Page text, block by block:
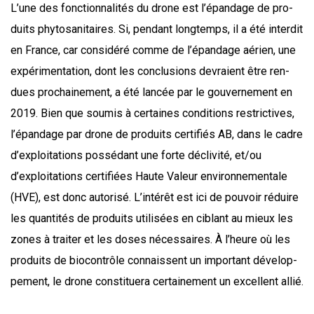
L’une des fonc­tion­na­li­tés du drone est l’épandage de pro­
duits phy­to­sa­ni­taires. Si, pen­dant long­temps, il a été inter­dit
en France, car consi­dé­ré comme de l’épandage aérien, une
expé­ri­men­ta­tion, dont les conclu­sions devraient être ren­
dues pro­chai­ne­ment, a été lan­cée par le gou­ver­ne­ment en
2019. Bien que sou­mis à cer­taines condi­tions res­tric­tives,
l’épandage par drone de pro­duits cer­ti­fiés AB, dans le cadre
d’exploitations pos­sé­dant une forte décli­vi­té, et/ou
d’exploitations cer­ti­fiées Haute Valeur envi­ron­ne­men­tale
(HVE), est donc auto­ri­sé. L’intérêt est ici de pou­voir réduire
les quan­ti­tés de pro­duits uti­li­sées en ciblant au mieux les
zones à trai­ter et les doses néces­saires. À l’heure où les
pro­duits de bio­con­trôle connaissent un impor­tant déve­lop­
pe­ment, le drone consti­tue­ra cer­tai­ne­ment un excellent allié.